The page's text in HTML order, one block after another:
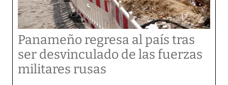
Panameño regresa al país tras
ser desvinculado de las fuerzas
militares rusas